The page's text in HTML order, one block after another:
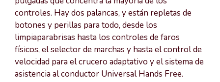
controles. Hay dos palancas, y están repletas de
botones y perillas para todo, desde los
limpiaparabrisas hasta los controles de faros
físicos, el selector de marchas y hasta el control de
velocidad para el crucero adaptativo y el sistema de
asistencia al conductor Universal Hands Free.